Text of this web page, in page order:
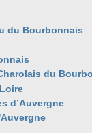
du Bourbonnais
du
d’Auvergne